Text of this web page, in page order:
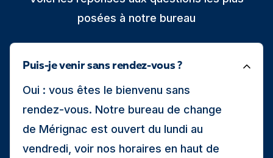
posées à notre bureau
Puis-je venir sans rendez-vous ?
Oui : vous êtes le bienvenu sans
rendez-vous. Notre bureau de change
de Mérignac est ouvert du lundi au
vendredi, voir nos horaires en haut de